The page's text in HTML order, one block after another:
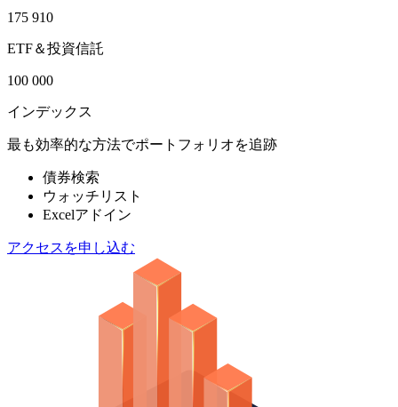
175 910
ETF＆投資信託
100 000
インデックス
最も効率的な方法でポートフォリオを追跡
債券検索
ウォッチリスト
Excelアドイン
アクセスを申し込む